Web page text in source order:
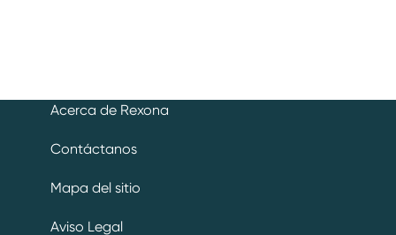
Acerca de Rexona
Contáctanos
Mapa del sitio
Aviso Legal